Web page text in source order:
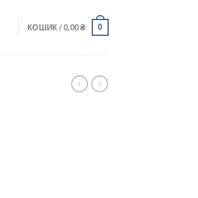
КОШИК /0,00₴ 0